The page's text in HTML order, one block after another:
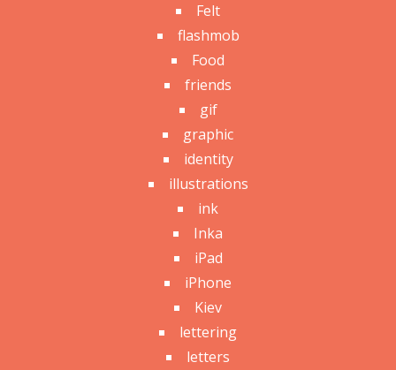
Felt
flashmob
Food
friends
gif
graphic
identity
illustrations
ink
Inka
iPad
iPhone
Kiev
lettering
letters